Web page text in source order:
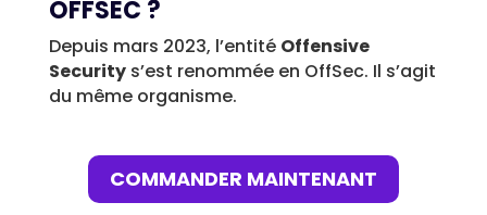
OFFSEC ?
Depuis mars 2023, l’entité Offensive
Securitys’est renommée en OffSec. Il s’agit
du même organisme.
COMMANDER MAINTENANT